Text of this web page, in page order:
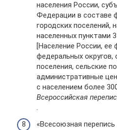
населения России,
Федерации в составе
городских поселений,
населенных пунктами
[Население России, ее
федеральных округов,
поселения, сельские
административные
с населением более
Всероссийская
.
«Всесоюзная перепись